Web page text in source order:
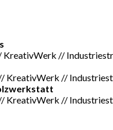
KreativWerk //
KreativWerk //
KreativWerk //